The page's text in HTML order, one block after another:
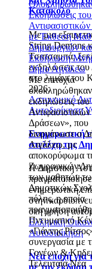
Κατάκολο
Με μια
String Demons
Τσατσαμπά,
εκδηλώσεις
στο λιμάνι του
2026.
Αστυνομικό
Αυτοδιοίκηση
Ενημερωτική
στελέχη της
Η Δημοτική
ενημερωτική
στην
στη χρήση
Ελληνική
Αυτοδιοίκηση
Νέα εποχή για
Εκδηλώσεις
με Έκθεση
Δημιουργιών
Εκδήλωση
Δήμο Αιγάλεω
Με επιτυχία
ολοκληρώθηκαν
εκδηλώσεις
Αντιφασιστικών
Δράσεων», που
διοργάνωσε ο
Αιγάλεω, με
αποκορύφωμα
Ζωγραφικών
των μαθητών
Δημοτικών
πόλης, η οποία
Πνευματικό
«Γιάννης
συνεργασία με
Γονέων &
Τελευταία Νέα